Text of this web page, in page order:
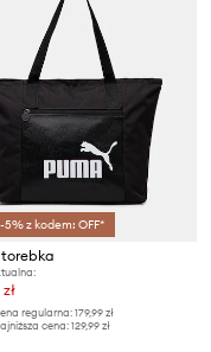
z kodem: OFF*
regularna:179,99 zł
cena:129,99 zł